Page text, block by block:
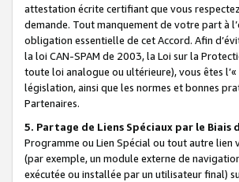
attestation écrite certifiant que vous
demande. Tout manquement de votre part à
obligation essentielle de cet Accord. Afin
la loi CAN-SPAM de 2003, la Loi sur la
toute loi analogue ou ultérieure), vous êtes
législation, ainsi que les normes et bonnes
Partenaires.
5. Partage de Liens Spéciaux par le
Programme ou Lien Spécial ou tout autre
(par exemple, un module externe de
exécutée ou installée par un utilisateur final)